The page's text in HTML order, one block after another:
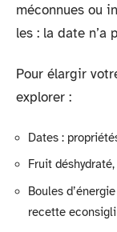
méconnues ou
les : la date n’a
Pour élargir
explorer :
Dates :
Fruit
Boules
recette econsigli